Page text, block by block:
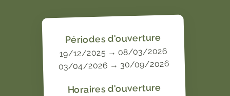
Périodes d'ouverture
19/12/2025 → 08/03/2026
03/04/2026 → 30/09/2026
Horaires d'ouverture